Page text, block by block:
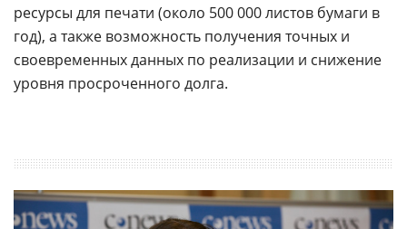
ресурсы для печати (около 500 000 листов бумаги в
год), а также возможность получения точных и
своевременных данных по реализации и снижение
уровня просроченного долга.